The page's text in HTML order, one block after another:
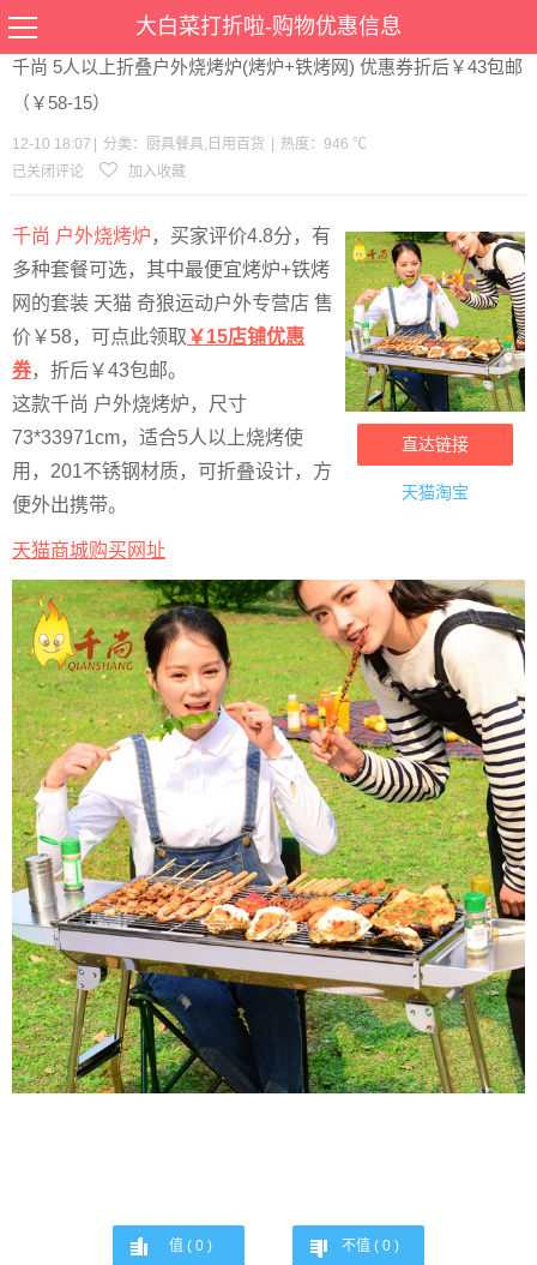
大白菜打折啦-购物优惠信息
当前位置： 优惠>厨具餐具日用百货>文章详情
千尚 5人以上折叠户外烧烤炉(烤炉+铁烤网) 优惠券折后￥43包邮
（￥58-15）
12-10 18:07 分类： 厨具餐具, 日用百货
热度：946 ℃
已关闭评论
加入收藏
直达链接
天猫淘宝
千尚 户外烧烤炉 ，买家评价4.8分，有
多种套餐可选，其中最便宜烤炉+铁烤
网的套装 天猫 奇狼运动户外专营店 售
价￥58，可点此领取 ￥15店铺优惠
券，折后￥43包邮。
这款千尚 户外烧烤炉，尺寸
73*33971cm，适合5人以上烧烤使
用，201不锈钢材质，可折叠设计，方
便外出携带。
天猫商城购买网址
值 ( 0 ) 不值 ( 0 )